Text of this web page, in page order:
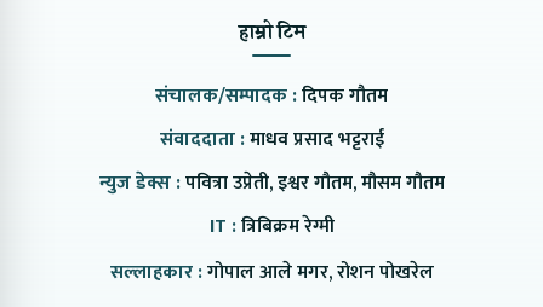
हाम्रो टिम
संचालक/सम्पादक :दिपक गौतम
संवाददाता :माधव प्रसाद भट्टराई
न्युज डेक्स :पवित्रा उप्रेती, इश्वर गौतम, मौसम गौतम
IT :त्रिबिक्रम रेग्मी
सल्लाहकार :गोपाल आले मगर, रोशन पोखरेल